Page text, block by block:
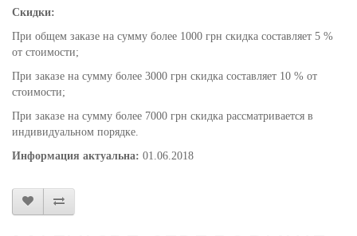
Скидки:
При общем заказе на сумму более 1000 грн скидка составляет 5 %
от стоимости;
При заказе на сумму более 3000 грн скидка составляет 10 % от
стоимости;
При заказе на сумму более 7000 грн скидка рассматривается в
индивидуальном порядке.
Информация актуальна: 01.06.2018